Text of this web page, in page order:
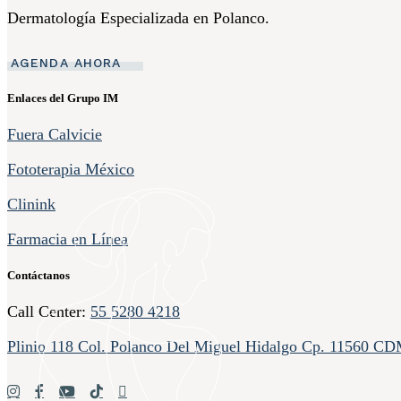
Dermatología Especializada en Polanco.
AGENDA AHORA
Enlaces del Grupo IM
Fuera Calvicie
Fototerapia México
Clinink
Farmacia en Línea
Contáctanos
Call Center: 55 5280 4218
Plinio 118 Col. Polanco Del Miguel Hidalgo Cp. 11560